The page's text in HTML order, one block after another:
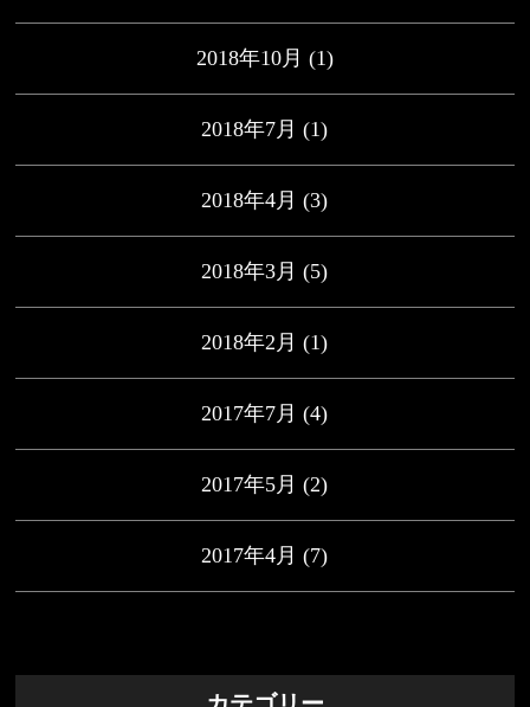
2018年10月 (1)
2018年7月 (1)
2018年4月 (3)
2018年3月 (5)
2018年2月 (1)
2017年7月 (4)
2017年5月 (2)
2017年4月 (7)